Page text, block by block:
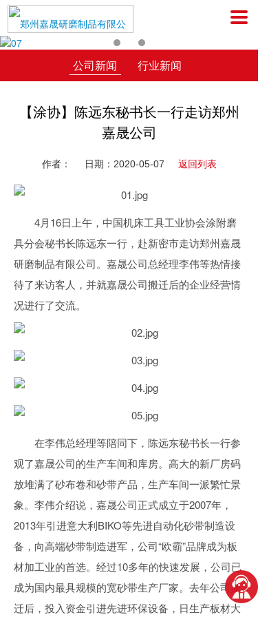
公司新闻 行业新闻
【涂协】陈远东秘书长一行走访郑州
嘉晟公司
作者： 日期：2020-05-07 返回列表
4月16日上午，中国机床工具工业协会涂附磨
具分会秘书长陈远东一行，赴新密市走访郑州嘉晟
研磨制品有限公司。嘉晟公司总经理李伟等热情接
待了来访客人，并就嘉晟公司搬迁后的企业经营情
况进行了交流。
在李伟总经理等陪同下，陈远东秘书长一行参
观了嘉晟公司的生产车间和库房。高大的新厂房码
放堆满了砂布卷和砂带产品，生产车间一派繁忙景
象。李伟介绍说，嘉晟公司正式成立于2007年，
2013年引进意大利BIKO等先进自动化砂带制造设
备，向高端砂带制造进军，公司“欧霸”品牌成为板
材加工业的首选。经过10多年的快速发展，公司已
成为国内最具规模的宽砂带生产厂家。去年公司搬
迁后，投入资金引进先进环保设备，日生产板材大